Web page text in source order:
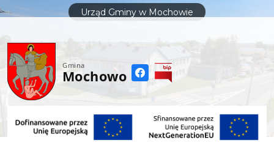
treści
Urząd Gminy w Mochowie
Gmina
Mochowo